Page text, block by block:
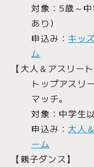
対象：5歳～
あり）
申込み： キッ
ム
【大人＆アスリート
トップアスリ
マッチ。
対象：中学生
申込み： 大人
ーム
【親子ダンス】